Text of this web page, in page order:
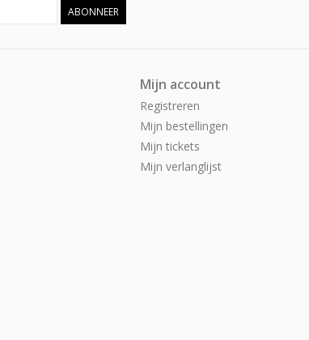
ABONNEER
Mijn account
Registreren
Mijn bestellingen
Mijn tickets
Mijn verlanglijst